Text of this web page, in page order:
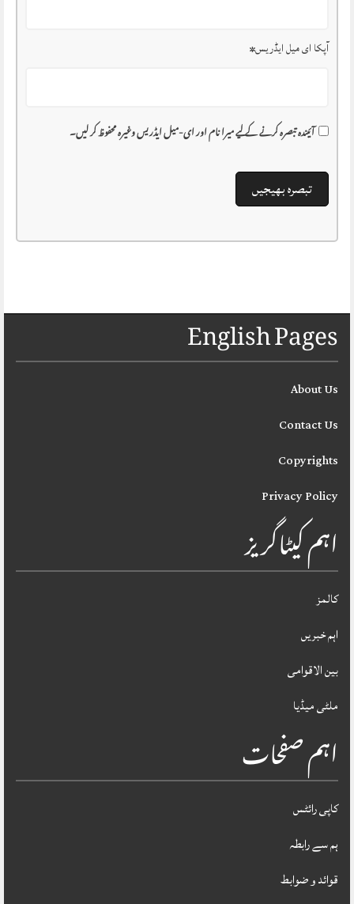
آپکا ای میل ایڈریس*
آئیندہ تبصرہ کرنے کے لیے میرا نام اور ای-میل ایڈریس وغیرہ محفوظ کر لیں۔
English Pages
About Us
Contact Us
Copyrights
Privacy Policy
اہم کیٹاگریز
کالمز
اہم خبریں
بین الاقوامی
ملٹی میڈیا
اہم صفحات
کاپی رائٹس
ہم سے رابطہ
قوائد و ضوابط